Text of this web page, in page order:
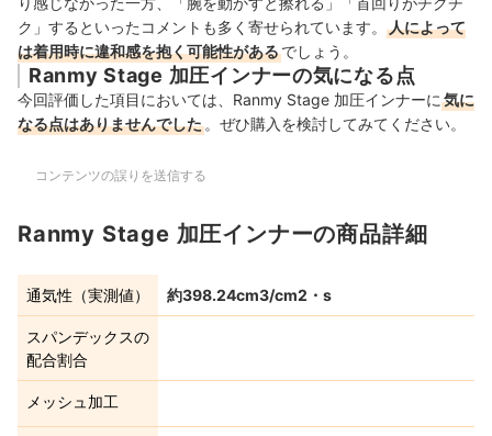
ク」するといったコメントも多く寄せられています。
人によって
は着用時に違和感を抱く可能性があるでしょう。
Ranmy Stage 加圧インナーの気になる点
今回評価した項目においては、Ranmy Stage 加圧インナーに 気に
なる点はありませんでした 。ぜひ購入を検討してみてください。
コンテンツの誤りを送信する
Ranmy Stage 加圧インナーの商品詳細
通気性（実測値） 約398.24cm3/cm2・s
スパンデックスの
配合割合
メッシュ加工